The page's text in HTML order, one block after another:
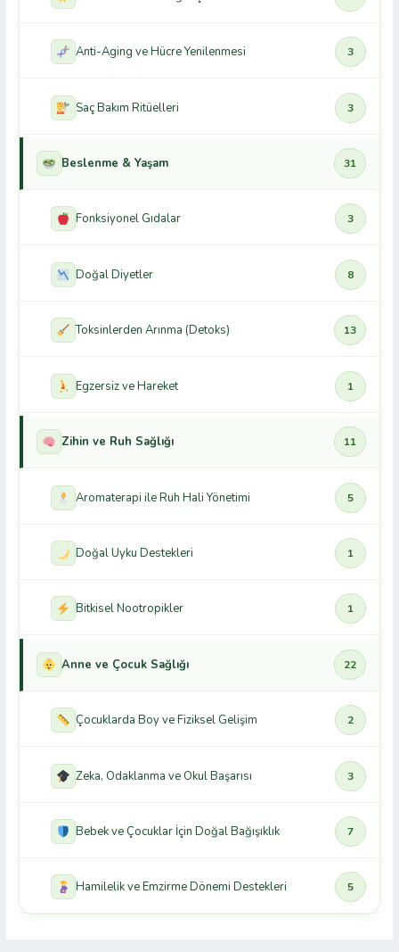
Anti-Aging ve Hücre Yenilenmesi 3
Saç Bakım Ritüelleri 3
Beslenme & Yaşam 31
Fonksiyonel Gıdalar 3
Doğal Diyetler 8
Toksinlerden Arınma (Detoks) 13
Egzersiz ve Hareket 1
Zihin ve Ruh Sağlığı 11
Aromaterapi ile Ruh Hali Yönetimi 5
Doğal Uyku Destekleri 1
Bitkisel Nootropikler 1
Anne ve Çocuk Sağlığı 22
Çocuklarda Boy ve Fiziksel Gelişim 2
Zeka, Odaklanma ve Okul Başarısı 3
Bebek ve Çocuklar İçin Doğal Bağışıklık 7
Hamilelik ve Emzirme Dönemi Destekleri 5